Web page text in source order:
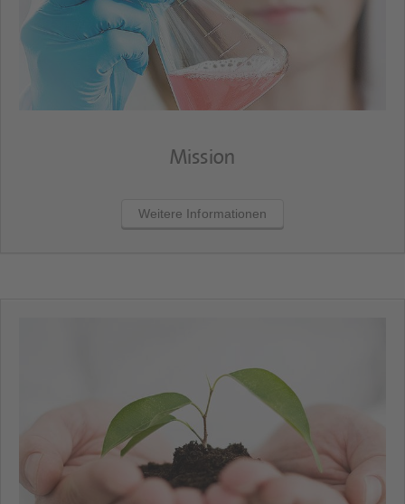
Mission
Weitere Informationen